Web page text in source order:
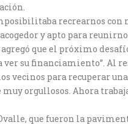
recrearnos
y apto para
que el próximo
su financiamiento”. Al
vecinos para recuperar
orgullosos. Ahora
que fueron la